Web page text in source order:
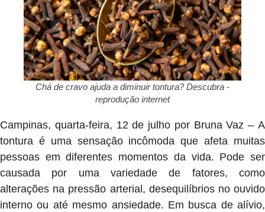
Chá de cravo ajuda a diminuir tontura? Descubra -
reprodução internet
Campinas, quarta-feira, 12 de julho por Bruna Vaz – A
tontura é uma sensação incômoda que afeta muitas
pessoas em diferentes momentos da vida. Pode ser
causada por uma variedade de fatores, como
alterações na pressão arterial, desequilíbrios no ouvido
interno ou até mesmo ansiedade. Em busca de alívio,